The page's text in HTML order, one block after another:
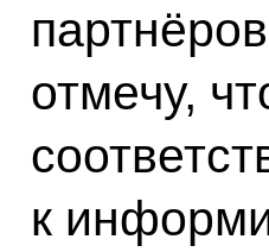
отмечу,
к